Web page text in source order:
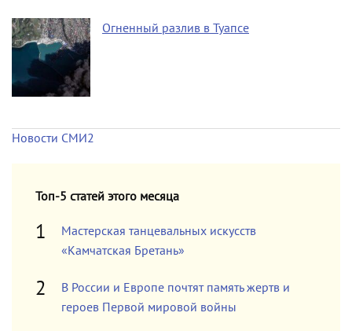
Огненный разлив в Туапсе
Новости СМИ2
Топ-5 статей этого месяца
Мастерская танцевальных искусств
«Камчатская Бретань»
В России и Европе почтят память жертв и
героев Первой мировой войны